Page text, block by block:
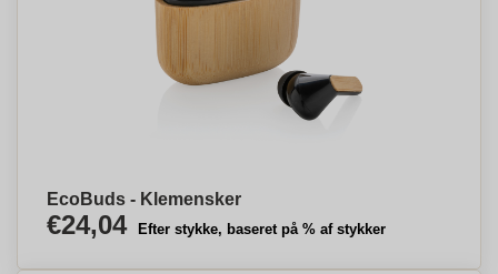
EcoBuds - Klemensker
€24,04 Efter stykke, baseret på % af stykker